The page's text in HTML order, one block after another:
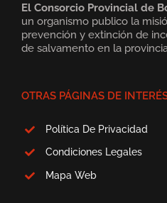
El Consorcio Provincial de
un organismo publico la
prevención y extinción de
de salvamento en la
OTRAS PÁGINAS DE
Política De Privacidad
Condiciones Legales
Mapa Web